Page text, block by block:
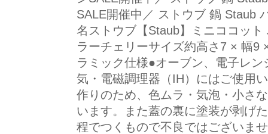
SALE開催中／ ストウブ 鍋 Staub
名ストウブ【Staub】ミニココッ
ラーチェリーサイズ約高さ7 × 幅9
ラミック仕様●オーブン、電子レ
気・電磁調理器（IH）にはご使用
作りのため、色ムラ・気泡・小さ
います。また蓋の裏に塗装が剥げ
程でつくもので不良ではございま